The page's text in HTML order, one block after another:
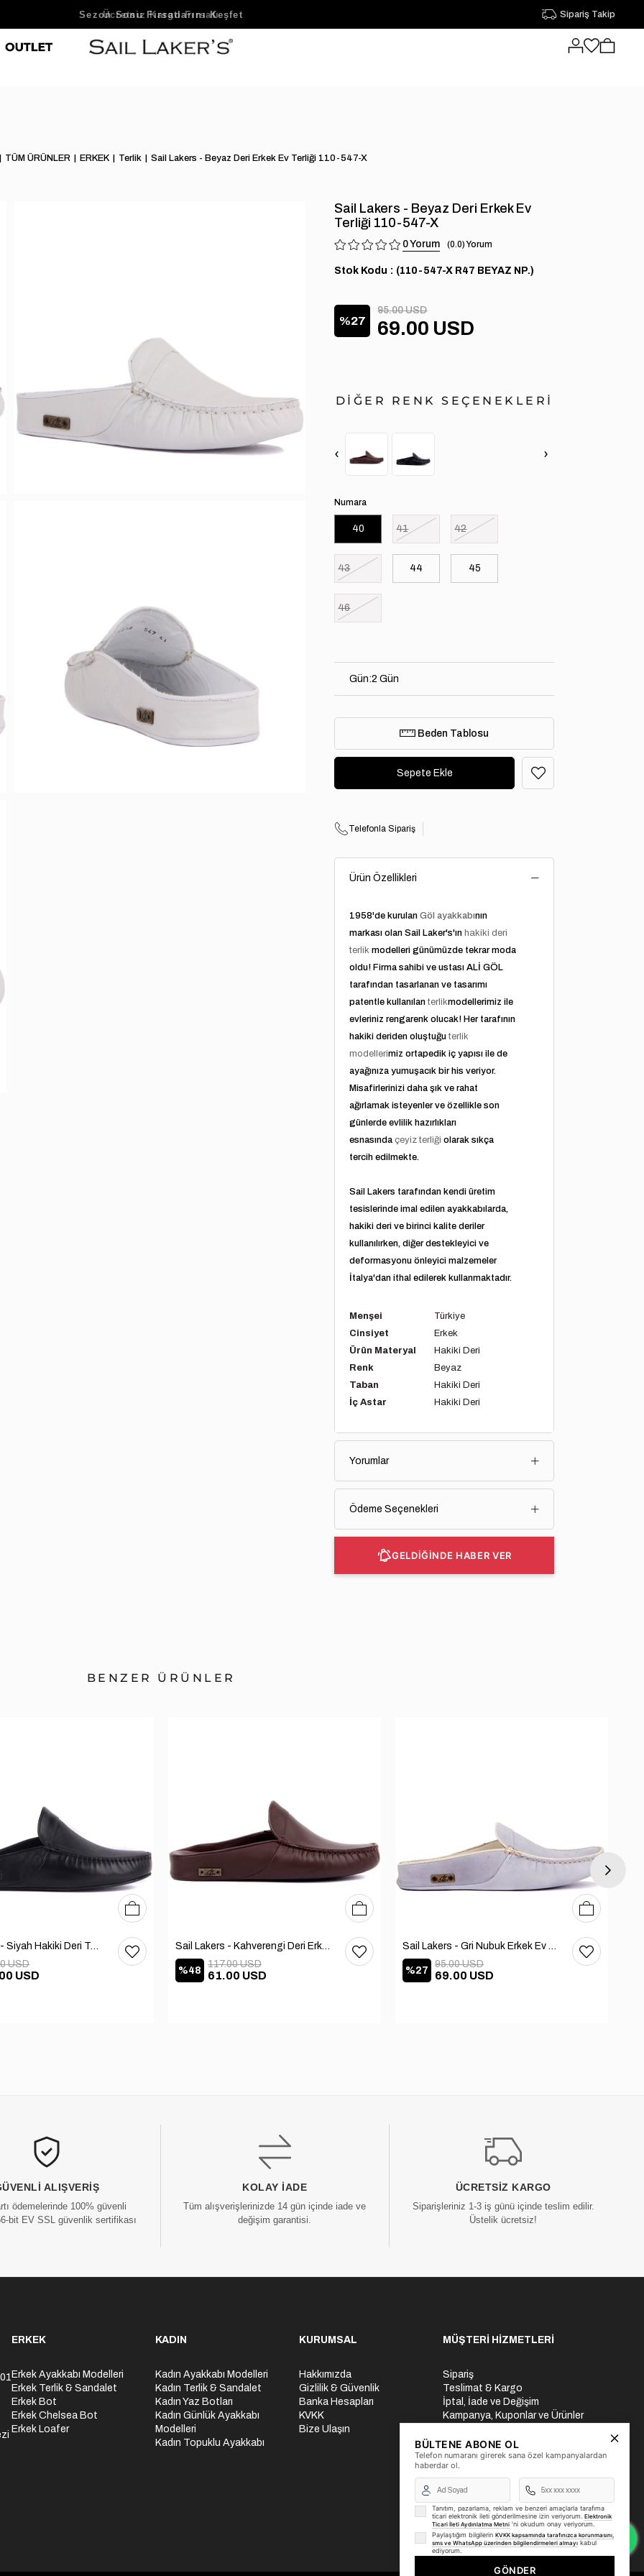
Sezon Sonu Fırsatlarını Keşfet Sipariş Takip
TÜM ÜRÜNLER ERKEK Terlik Sail Lakers - Beyaz Deri Erkek Ev Terliği 110-547-X
Sail Lakers - Beyaz Deri Erkek Ev
Terliği 110-547-X
0 0.0
Stok Kodu (110-547-X R47 BEYAZ NP.)
27
95.00 USD
69.00 USD
DİĞER RENK SEÇENEKLERİ
‹ ›
Numara
40 41 42
43 44 45
46
Gün:2 Gün
Beden Tablosu
Telefonla Sipariş
Ürün Özellikleri
1958'de kurulanGöl ayakkabının
markası olan Sail Laker's'ın hakiki deri
terlik modelleri günümüzde tekrar moda
oldu! Firma sahibi ve ustası ALİ GÖL
tarafından tasarlanan ve tasarımı
patentle kullanılanterlikmodellerimiz ile
evleriniz rengarenk olucak! Her tarafının
hakiki deriden oluştuğuterlik
modellerimiz ortapedik iç yapısı ile de
ayağınıza yumuşacık bir his veriyor.
Misafirlerinizi daha şık ve rahat
ağırlamak isteyenler ve özellikle son
günlerde evlilik hazırlıkları
esnasındaçeyiz terliği olarak sıkça
tercih edilmekte.
Sail Lakers tarafından kendi üretim
tesislerinde imal edilen ayakkabılarda,
hakiki deri ve birinci kalite deriler
kullanılırken, diğer destekleyici ve
deformasyonu önleyici malzemeler
İtalya'dan ithal edilerek kullanmaktadır.
Menşei
Türkiye
Cinsiyet
Erkek
Ürün Materyal
Hakiki Deri
Renk
Beyaz
Taban
Hakiki Deri
İç Astar
Hakiki Deri
Yorumlar
Ödeme Seçenekleri
GELDİĞİNDE HABER VER
BENZER ÜRÜNLER
Sail Lakers - Siyah Hakiki Deri TABANLI Ev Terliği (balkon-bahçe) 110-547-RUBBER
USD
USD
4142
Sail Lakers - Kahverengi Deri Erkek Ev Terliği 110-547-X
%48 61.00 USD
117.00 USD
4142
Sail Lakers - Gri Nubuk Erkek Ev Terliği 110-547-X
%27 69.00 USD
95.00 USD
4142
ALIŞVERIŞ
ödemelerinde 100% güvenli
bit EV SSL güvenlik sertifikası
KOLAY İADE
Tüm alışverişlerinizde 14 gün içinde iade ve
değişim garantisi.
ÜCRETSIZ KARGO
Siparişleriniz 1-3 iş günü içinde teslim edilir.
Üstelik ücretsiz!
ERKEK
Erkek Ayakkabı Modelleri
Erkek Terlik & Sandalet
Erkek Bot
Erkek Chelsea Bot
Erkek Loafer
KADIN
Kadın Ayakkabı Modelleri
Kadın Terlik & Sandalet
Kadın Yaz Botları
Kadın Günlük Ayakkabı
Modelleri
Kadın Topuklu Ayakkabı
KURUMSAL
Hakkımızda
Gizlilik & Güvenlik
Banka Hesapları
KVKK
Bize Ulaşın
MÜŞTERİ HİZMETLERİ
Sipariş
Teslimat & Kargo
İptal, İade ve Değişim
Kampanya, Kuponlar ve Ürünler
Üyelik İşlemleri
Yurtdışı Gönderi
BÜLTENE ABONE OL
Telefon numaranı girerek sana özel kampanyalardan
haberdar ol.
Tanıtım, pazarlama, reklam ve benzeri amaçlarla tarafıma
ticari elektronik ileti gönderilmesine izin veriyorum. Elektronik
Ticari İleti Aydınlatma Metni 'ni okudum onay veriyorum.
Paylaştığım bilgilerin KVKK kapsamında tarafınızca korunmasını,
sms ve WhatsApp üzerinden bilgilendirmeleri almayı kabul
ediyorum.
GÖNDER